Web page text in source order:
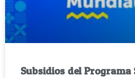
Subsidios del Programa